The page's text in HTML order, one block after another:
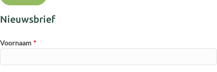
Nieuwsbrief
Voornaam *